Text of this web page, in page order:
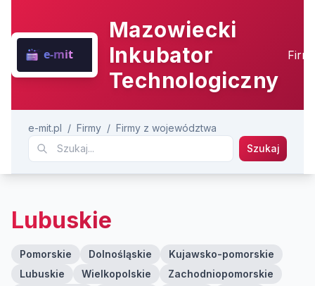
Mazowiecki
Inkubator
Technologiczny
e-mit.pl / Firmy / Firmy z województwa
Szukaj
Lubuskie
Pomorskie Dolnośląskie
Kujawsko-pomorskie
Lubuskie
Wielkopolskie
Zachodniopomorskie